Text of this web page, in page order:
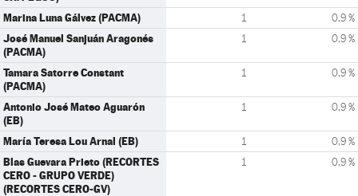
Marina Luna Gálvez (PACMA) 1 0,9 %
José Manuel Sanjuán Aragonés
(PACMA)
1 0,9 %
Tamara Satorre Constant
(PACMA)
1 0,9 %
Antonio José Mateo Aguarón
(EB)
1 0,9 %
María Teresa Lou Arnal (EB) 1 0,9 %
Blas Guevara Prieto (RECORTES
CERO - GRUPO VERDE)
(RECORTES CERO-GV)
1 0,9 %